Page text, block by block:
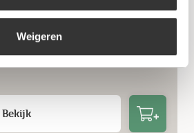
Weigeren
Flipper Pro
Bekijk